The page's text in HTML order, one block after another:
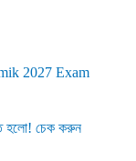
2027 Exam
হলো! চেক করুন